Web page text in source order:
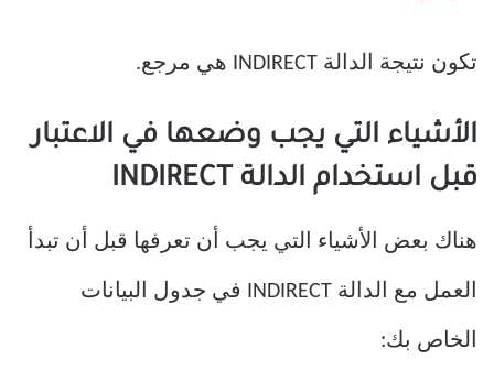
تكون نتيجة الدالة INDIRECT هي مرجع.
الأشياء التي يجب وضعها في الاعتبار
قبل استخدام الدالة INDIRECT
هناك بعض الأشياء التي يجب أن تعرفها قبل أن تبدأ
العمل مع الدالة INDIRECT في جدول البيانات
الخاص بك: